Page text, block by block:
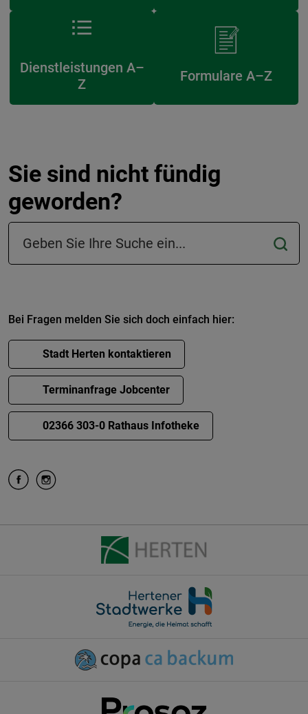
Dienstleistungen A–
Z
Formulare A–Z
Sie sind nicht fündig
geworden?
Suchfeld in der Fußzeile
Bei Fragen melden Sie sich doch einfach hier:
Stadt Herten kontaktieren
Terminanfrage Jobcenter
02366 303-0 Rathaus Infotheke